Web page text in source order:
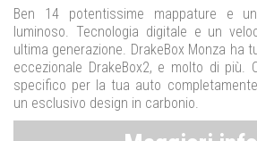
Ben 14 potentissime mappature e
luminoso. Tecnologia digitale e un
ultima generazione. DrakeBox Monza ha
eccezionale DrakeBox2, e molto di più.
specifico per la tua auto
un esclusivo design in carbonio.